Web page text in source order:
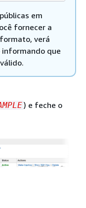
em
fornecer a
verá
informando que
) e feche o